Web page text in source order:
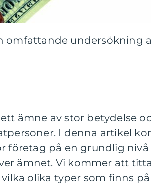
omfattande undersökning
ämne av stor betydelse
I denna artikel
företag på en grundlig nivå
ämnet. Vi kommer att
olika typer som finns på